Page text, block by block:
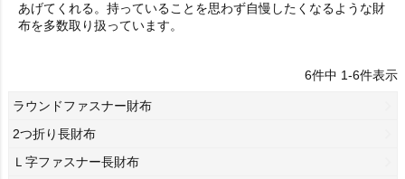
あげてくれる。持っていることを思わず自慢したくなるような財
布を多数取り扱っています。
6件中 1-6件表示
ラウンドファスナー財布
2つ折り長財布
Ｌ字ファスナー長財布